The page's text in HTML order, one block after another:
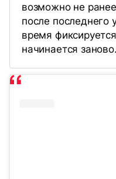
возможно не
после последнего
время
начинается заново.